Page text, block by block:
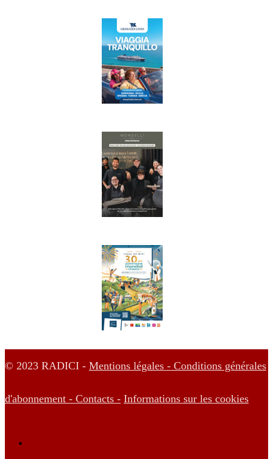
© 2023 RADICI - Mentions légales - Conditions générales
d'abonnement - Contacts - Informations sur les cookies